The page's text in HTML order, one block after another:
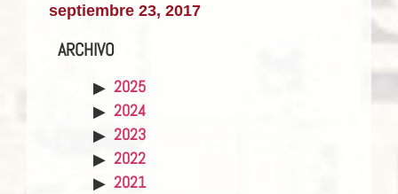
septiembre 23, 2017
ARCHIVO
2025
2024
2023
2022
2021